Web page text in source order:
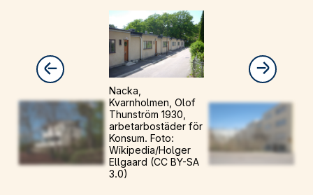
Nacka,
Kvarnholmen, Olof
Thunström 1930,
arbetarbostäder för
Konsum. Foto:
Wikipedia/Holger
Ellgaard (CC BY-SA
3.0)